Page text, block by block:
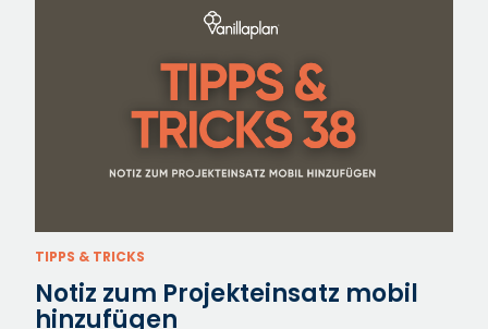
TIPPS & TRICKS
Notiz zum Projekteinsatz mobil
hinzufügen